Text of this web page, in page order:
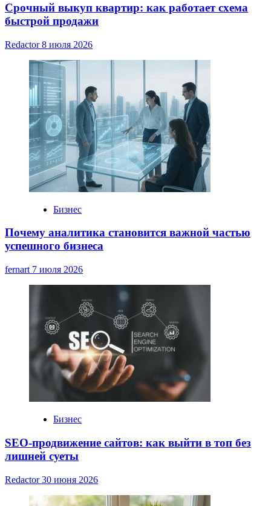
Срочный выкуп квартир: как работает схема
быстрой продажи
Redactor8 июля 2026
Бизнес
Почему аналитика становится важной частью
успешного бизнеса
fernart 7 июля 2026
Бизнес
SEO-продвижение сайтов: как выйти в топ без
лишней суеты
Redactor30 июня 2026